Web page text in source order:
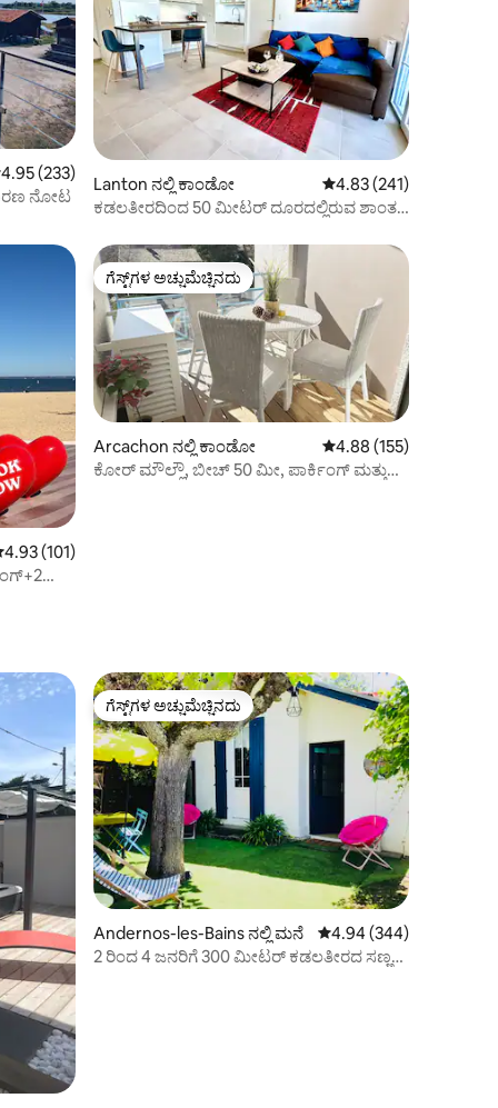
4.95 ಸರಾಸರಿ ರೇಟಿಂಗ್, 233 ವಿಮರ್ಶೆಗಳು
4.95 (233)
ನೋಟ
Lanton ನಲ್ಲಿ ಕಾಂಡೋ 5 ರಲ್ಲಿ 4.83 ಸರಾಸರಿ
4.83 (241)
ಕಡಲತೀರದಿಂದ 50 ಮೀಟರ್ ದೂರದಲ್ಲಿರುವ ಶಾಂತ
ರಲ್ಲಿ 4.93 ಸರಾಸರಿ ರೇಟಿಂಗ್, 101 ವಿಮರ್ಶೆಗಳು
4.93 (101)
ಗೆಸ್ಟ್‌ಗಳ ಅಚ್ಚುಮೆಚ್ಚಿನದು
ಗೆಸ್ಟ್‌ಗಳ ಅಚ್ಚುಮೆಚ್ಚಿನದು
Arcachon ನಲ್ಲಿ ಕಾಂಡೋ 5 ರಲ್ಲಿ 4.88 ಸರಾಸರಿ
4.88 (155)
ಕೋರ್ ಮೌಲ್ಲೌ, ಬೀಚ್ 50 ಮೀ, ಪಾರ್ಕಿಂಗ್ ಮತ್ತು
ಗೆಸ್ಟ್‌ಗಳ ಅಚ್ಚುಮೆಚ್ಚಿನದು
ಗೆಸ್ಟ್‌ಗಳ ಅಚ್ಚುಮೆಚ್ಚಿನದು
Andernos-les-Bains ನಲ್ಲಿ ಮನೆ 5 ರಲ್ಲಿ 4.94 ಸರಾಸರಿ
4.94 (344)
2 ರಿಂದ 4 ಜನರಿಗೆ 300 ಮೀಟರ್ ಕಡಲತೀರದ ಸಣ್ಣ